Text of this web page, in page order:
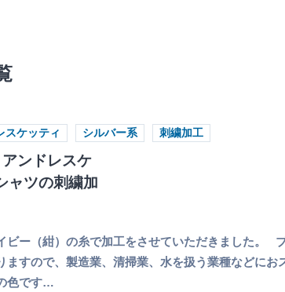
スケッティ シルバー系 刺繍加工
アンドレスケ
ャツの刺繍加
ビー（紺）の糸で加工をさせていただきました。
ますので、製造業、清掃業、水を扱う業種などにお
色です…